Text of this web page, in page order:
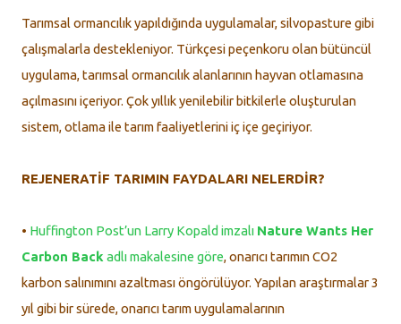
Tarımsal ormancılık yapıldığında uygulamalar, silvopasture gibi
çalışmalarla destekleniyor. Türkçesi peçenkoru olan bütüncül
uygulama, tarımsal ormancılık alanlarının hayvan otlamasına
açılmasını içeriyor. Çok yıllık yenilebilir bitkilerle oluşturulan
sistem, otlama ile tarım faaliyetlerini iç içe geçiriyor.
REJENERATİF TARIMIN FAYDALARI NELERDİR?
• Huffington Post’un Larry Kopald imzalı Nature Wants Her
Carbon Back adlı makalesine göre, onarıcı tarımın CO2
karbon salınımını azaltması öngörülüyor. Yapılan araştırmalar 3
yıl gibi bir sürede, onarıcı tarım uygulamalarının